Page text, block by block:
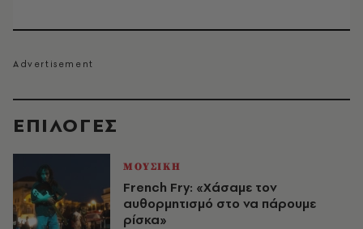
EΠΙΛΟΓΈΣ
ΜΟΥΣΙΚΗ
French Fry: «Χάσαμε τον
αυθορμητισμό στο να πάρουμε
ρίσκα»